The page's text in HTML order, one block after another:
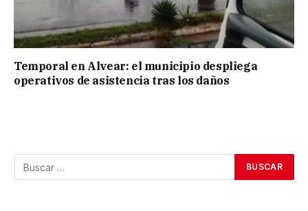
Temporal en Alvear: el municipio despliega
operativos de asistencia tras los daños